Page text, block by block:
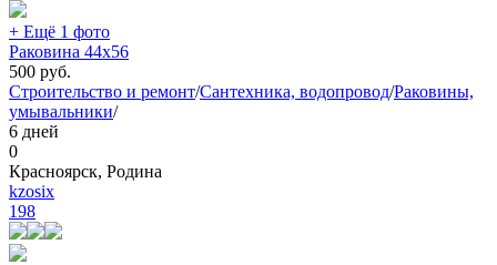
+ Ещё 1 фото
Раковина 44х56
500 руб.
Строительство и ремонт/Сантехника, водопровод/Раковины,
умывальники/
6 дней
0
Красноярск, Родина
kzosix
198